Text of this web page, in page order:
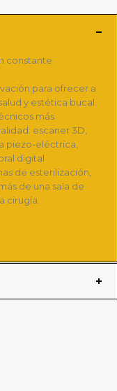
constante
para ofrecer a
y estética bucal.
más
escaner 3D,
piezo-eléctrica,
digital
de esterilización,
de una sala de
cirugía.